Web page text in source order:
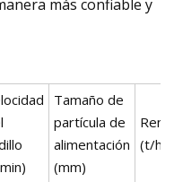
más confiable y
Tamaño de
partícula de
alimentación
(mm)
(t/h)